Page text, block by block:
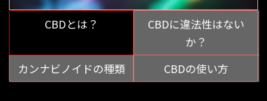
CBDとは？
CBDに違法性はない
か？
カンナビノイドの種類
CBDの使い方